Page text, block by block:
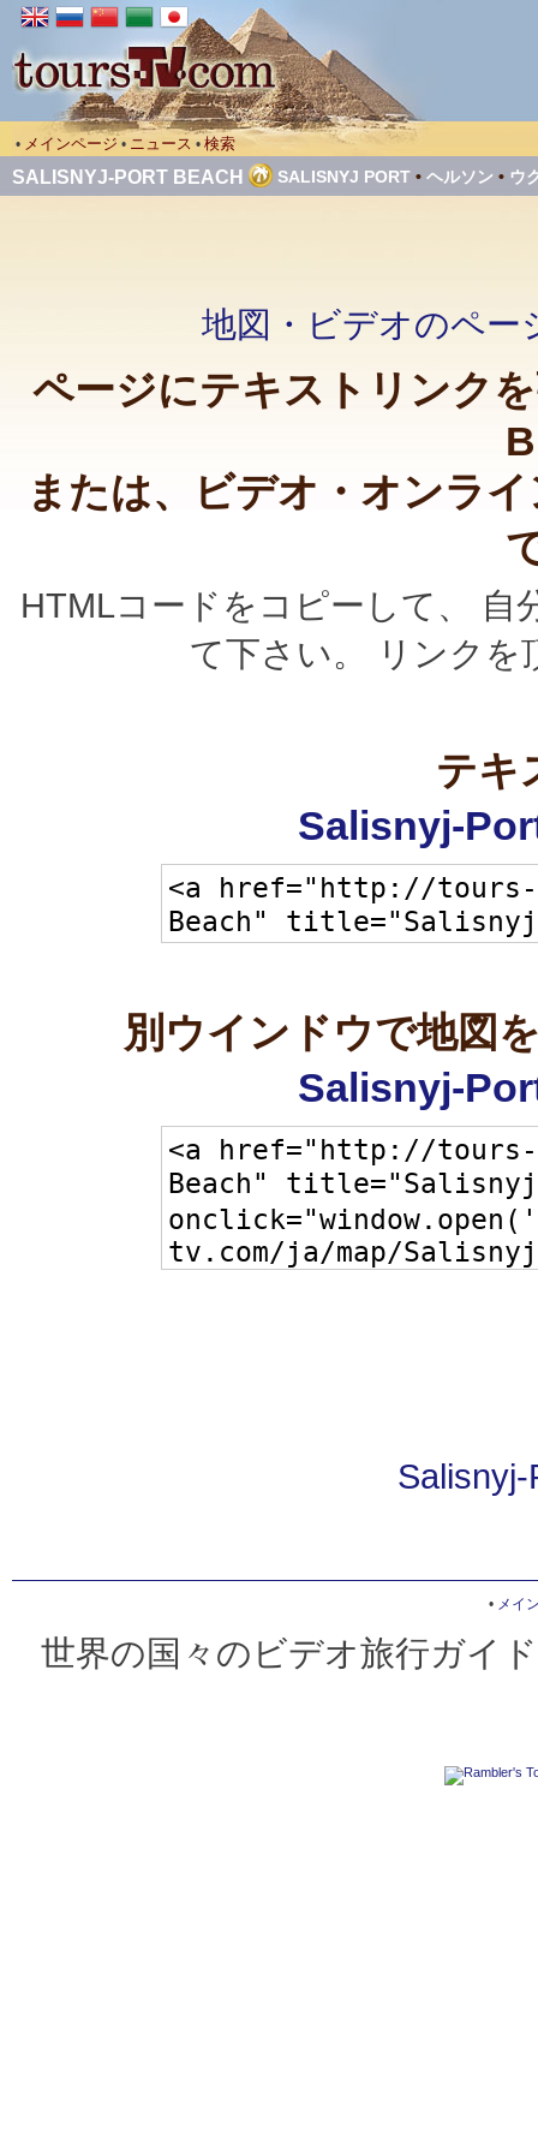
• メインページ • ニュース • 検索
SALISNYJ-PORT BEACH SALISNYJ PORT • ヘルソン • ウ
地図・ビデオのペー
ページにテキストリンク
または、ビデオ・オンラ
HTMLコードをコピーして、
て下さい。 リンクを
テキ
Salisnyj-
別ウインドウで地図
Salisnyj-
• メイ
世界の国々のビデオ旅行ガイ